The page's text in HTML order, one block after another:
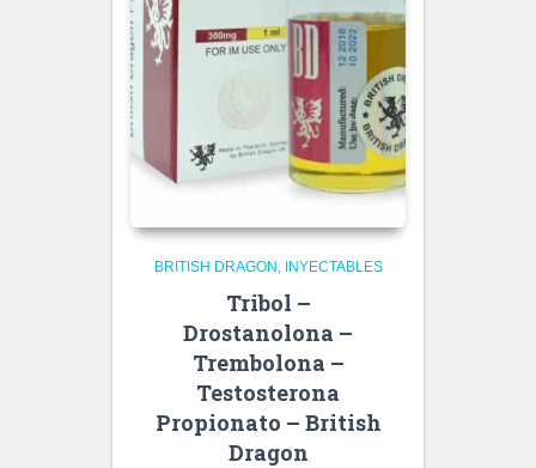
BRITISH DRAGON INYECTABLES
Tribol –
Drostanolona –
Trembolona –
Testosterona
Propionato – British
Dragon